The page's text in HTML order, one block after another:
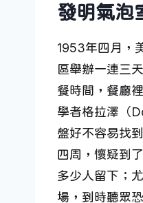
發明氣泡
1953年四月，
區舉辦一連三
餐時間，餐廳
學者格拉澤（
盤好不容易找
四周，懷疑到
多少人留下；
場，到時聽眾